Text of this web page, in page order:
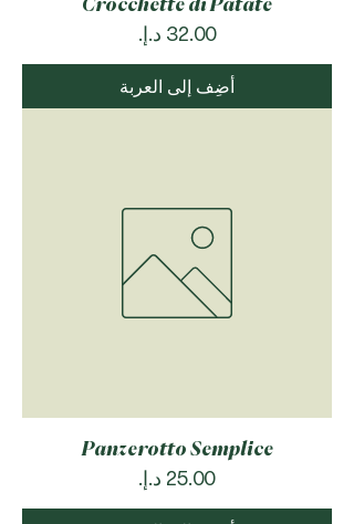
Crocchette di Patate
السعر‏32.00 د.إ.‏
أضِف إلى العربة
Panzerotto Semplice
السعر